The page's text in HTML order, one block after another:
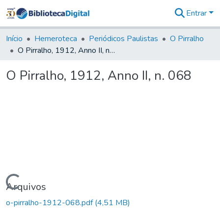
&
Coleções
Tudo na
Digital
Entrar
Início Hemeroteca Periódicos Paulistas
O Pirralho
O Pirralho, 1912, Anno II, n. 068
O Pirralho, 1912, Anno II, n. 068
Carregando...
Arquivos
o-pirralho-1912-068.pdf(4,51 MB)